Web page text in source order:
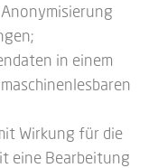
in einem
Wirkung für die
eine Bearbeitung